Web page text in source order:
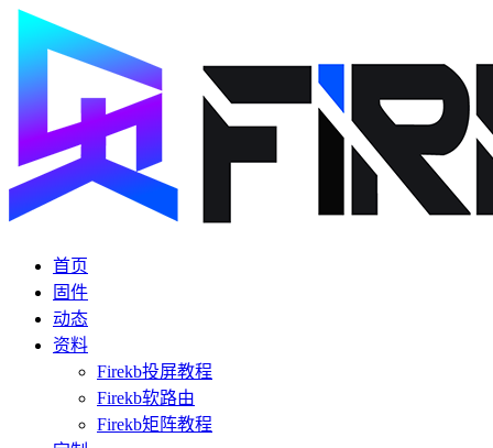
首页
固件
动态
资料
Firekb投屏教程
Firekb软路由
Firekb矩阵教程